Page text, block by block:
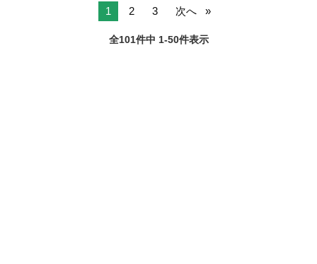
1 2 3 次へ
全101件中 1-50件表示